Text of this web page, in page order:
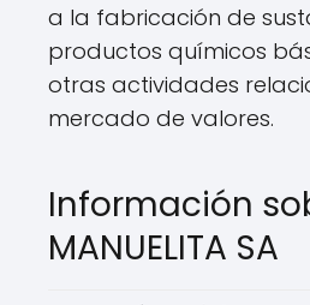
a la fabricación de
productos químicos
otras actividades
mercado de valores.
Información
MANUELITA SA